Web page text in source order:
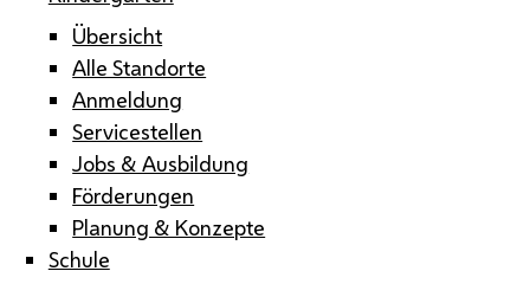
Übersicht
Alle Standorte
Anmeldung
Servicestellen
Jobs & Ausbildung
Förderungen
Planung & Konzepte
Schule